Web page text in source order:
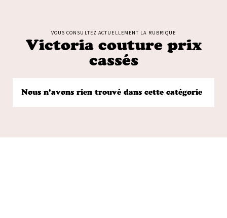
VOUS CONSULTEZ ACTUELLEMENT LA RUBRIQUE
Victoria couture prix
cassés
Nous n'avons rien trouvé dans cette catégorie